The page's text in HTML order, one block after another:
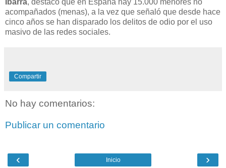
acompañados (menas), a la vez que señaló que desde hace
cinco años se han disparado los delitos de odio por el uso
masivo de las redes sociales.
Compartir
No hay comentarios:
Publicar un comentario
‹ ›
Inicio